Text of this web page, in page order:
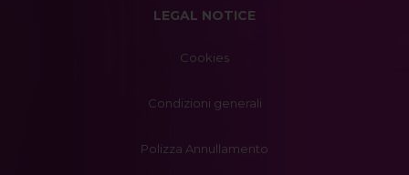
LEGAL NOTICE
Cookies
Condizioni generali
Polizza Annullamento